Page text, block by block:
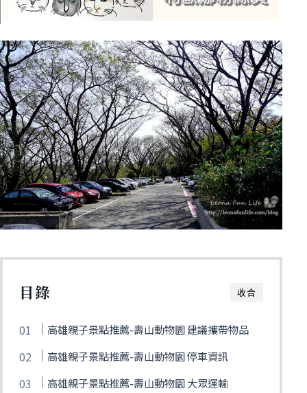
收合
目錄
高雄親子景點推薦-壽山動物園 建議攜帶物品
高雄親子景點推薦-壽山動物園 停車資訊
高雄親子景點推薦-壽山動物園 大眾運輸